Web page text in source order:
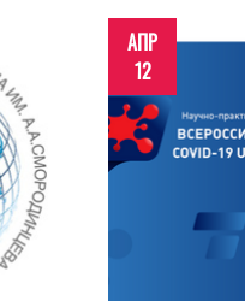
АПР
12